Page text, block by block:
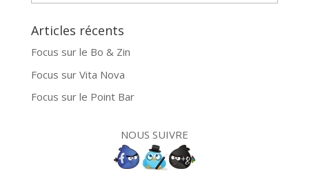
Articles récents
Focus sur le Bo & Zin
Focus sur Vita Nova
Focus sur le Point Bar
NOUS SUIVRE